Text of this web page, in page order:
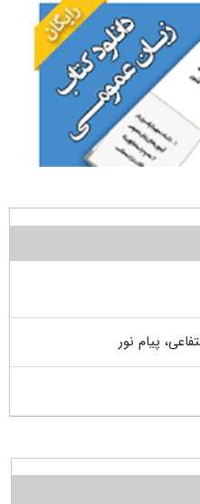
پیام نور